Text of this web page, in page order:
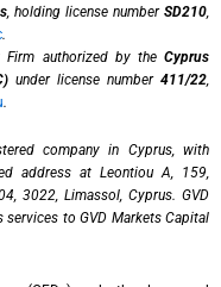
, holding license numberSD210,
.
Firm authorized by theCyprus
under license number 411/22,
.
company in Cyprus, with
address at Leontiou A, 159,
3022, Limassol, Cyprus. GVD
services to GVD Markets Capital